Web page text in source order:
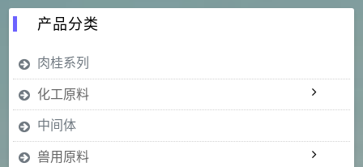
产品分类
肉桂系列
化工原料
中间体
兽用原料